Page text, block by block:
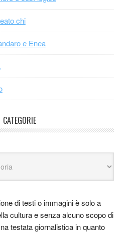
chi
e Enea
CATEGORIE
di testi o immagini è solo a
cultura e senza alcuno scopo di
testata giornalistica in quanto